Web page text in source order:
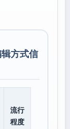
方式信
流行
程度